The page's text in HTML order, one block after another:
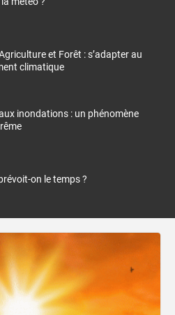
et Forêt : s’adapter au
climatique
inondations : un phénomène
on le temps ?